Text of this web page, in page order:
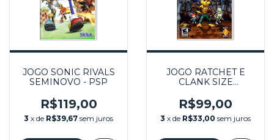
JOGO SONIC RIVALS
SEMINOVO - PSP
R$119,00
3 x de R$39,67 sem juros
JOGO RATCHET E
CLANK SIZE
- PSP
R$99,00
3 x de R$33,00 sem juros